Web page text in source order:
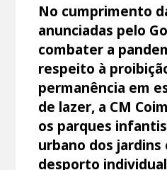
No cumprimento
anunciadas pelo
combater a
respeito à
permanência em
de lazer, a CM
os parques
urbano dos jardins
desporto